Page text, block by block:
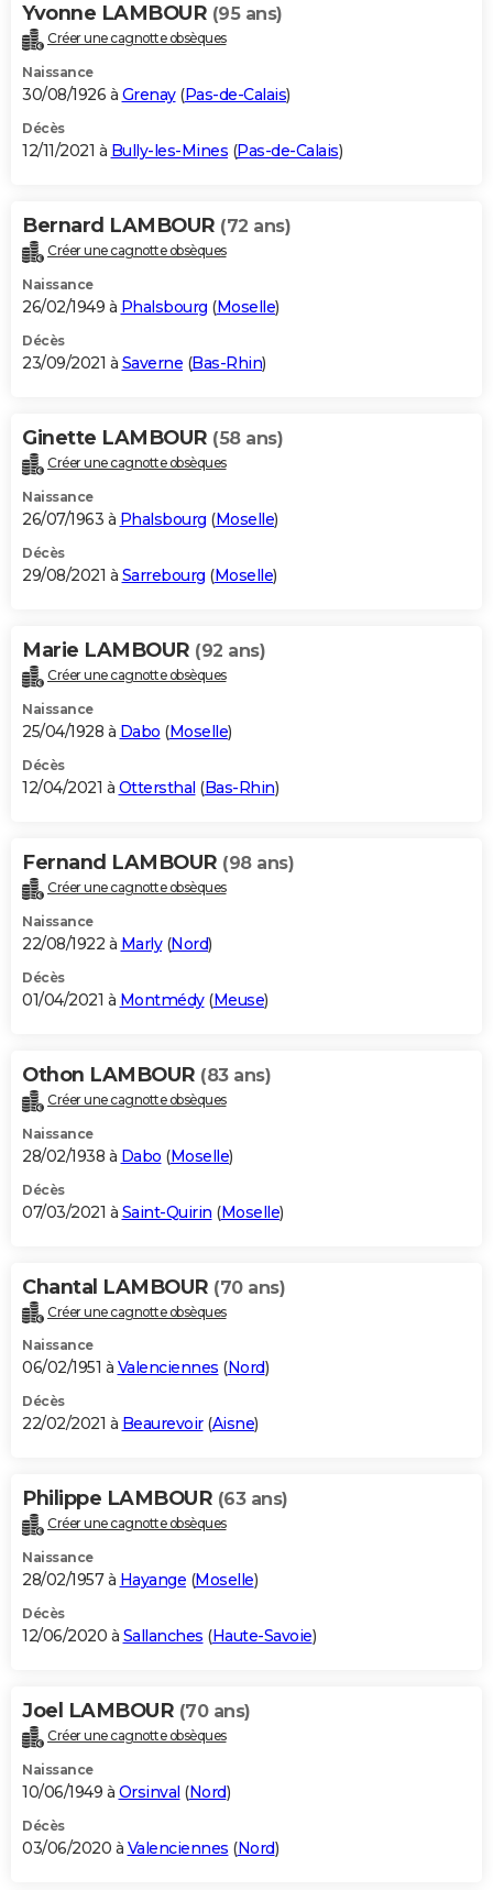
Yvonne LAMBOUR (95 ans)
Créer une cagnotte obsèques
Naissance
30/08/1926 à Grenay(Pas-de-Calais)
Décès
12/11/2021 à Bully-les-Mines (Pas-de-Calais)
Bernard LAMBOUR (72 ans)
Créer une cagnotte obsèques
Naissance
26/02/1949 à Phalsbourg (Moselle)
Décès
23/09/2021 à Saverne (Bas-Rhin)
Ginette LAMBOUR (58 ans)
Créer une cagnotte obsèques
Naissance
26/07/1963 à Phalsbourg (Moselle)
Décès
29/08/2021 à Sarrebourg (Moselle)
Marie LAMBOUR (92 ans)
Créer une cagnotte obsèques
Naissance
25/04/1928 à Dabo (Moselle)
Décès
12/04/2021 à Ottersthal (Bas-Rhin)
Fernand LAMBOUR (98 ans)
Créer une cagnotte obsèques
Naissance
22/08/1922 à Marly(Nord)
Décès
01/04/2021 à Montmédy(Meuse)
Othon LAMBOUR (83 ans)
Créer une cagnotte obsèques
Naissance
28/02/1938 à Dabo (Moselle)
Décès
07/03/2021 à Saint-Quirin (Moselle)
Chantal LAMBOUR (70 ans)
Créer une cagnotte obsèques
Naissance
06/02/1951 à Valenciennes (Nord)
Décès
22/02/2021 à Beaurevoir(Aisne)
Philippe LAMBOUR (63 ans)
Créer une cagnotte obsèques
Naissance
28/02/1957 à Hayange (Moselle)
Décès
12/06/2020 à Sallanches (Haute-Savoie)
Joel LAMBOUR (70 ans)
Créer une cagnotte obsèques
Naissance
10/06/1949 à Orsinval (Nord)
Décès
03/06/2020 à Valenciennes (Nord)